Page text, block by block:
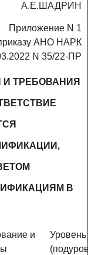
А.Е.ШАДРИН
Приложение N 1
АНО НАРК
N 35/22-ПР
ТРЕБОВАНИЯ
В
и
Уровень